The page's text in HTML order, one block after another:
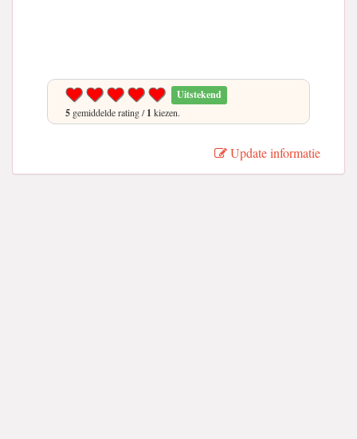
Uitstekend
5 gemiddelde rating /1 kiezen.
Update informatie